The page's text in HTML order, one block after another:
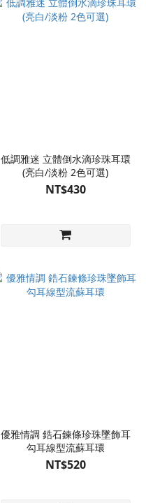
低調雅迷 立體倒水滴珍珠耳環
(亮白/淡粉 2色可選)
NT$430
優雅情調 鋯石鍊條珍珠墜飾耳
勾耳線型流蘇耳環
NT$520